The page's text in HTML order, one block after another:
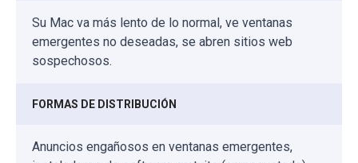
Su Mac va más lento de lo normal, ve ventanas
emergentes no deseadas, se abren sitios web
sospechosos.
FORMAS DE DISTRIBUCIÓN
Anuncios engañosos en ventanas emergentes,